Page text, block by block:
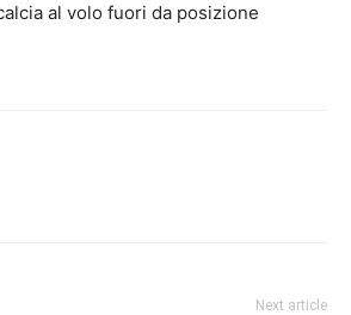
al volo fuori da posizione
Next article